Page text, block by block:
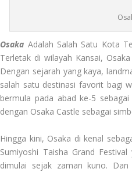
Osaka Adalah Salah Satu Kota
Terletak di wilayah Kansai,
Dengan sejarah yang kaya,
salah satu destinasi favorit bagi
bermula pada abad ke-5
dengan Osaka Castle sebagai
Hingga kini, Osaka di kenal
Sumiyoshi Taisha Grand
dimulai sejak zaman kuno.